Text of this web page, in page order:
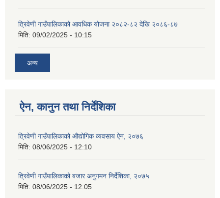
त्रिवेणी गाउँपालिकाको आवधिक योजना २०८२-८२ देखि २०८६-८७
मिति: 09/02/2025 - 10:15
अन्य
ऐन, कानुन तथा निर्देशिका
त्रिवेणी गाउँपालिकाको औद्योगिक व्यवसाय ऐन, २०७६
मिति: 08/06/2025 - 12:10
त्रिवेणी गाउँपालिकाको बजार अनुगमन निर्देशिका, २०७५
मिति: 08/06/2025 - 12:05